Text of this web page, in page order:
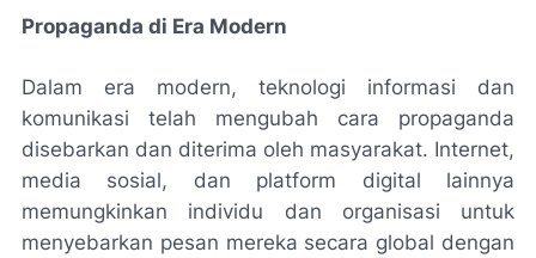
Propaganda di Era Modern
Dalam era modern, teknologi informasi dan
komunikasi telah mengubah cara propaganda
disebarkan dan diterima oleh masyarakat. Internet,
media sosial, dan platform digital lainnya
memungkinkan individu dan organisasi untuk
menyebarkan pesan mereka secara global dengan